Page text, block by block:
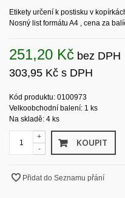
Etikety určení k postisku v
Nosný list formátu A4 , cena za
251,20 Kč bez DPH
303,95 Kč s DPH
Kód produktu: 0100973
Velkoobchodní balení: 1 ks
Na skladě: 4 ks
-
+ KOUPIT
Přidat do Seznamu přání